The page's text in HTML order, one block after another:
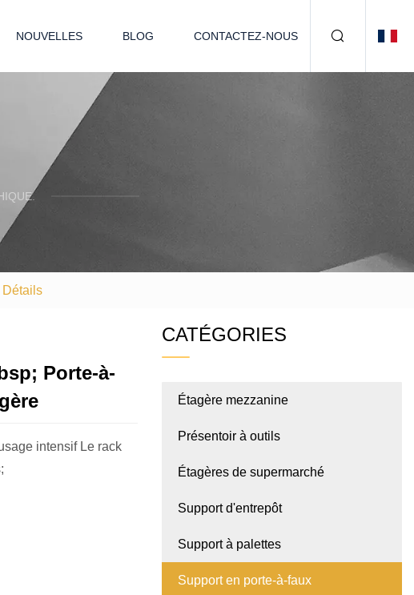
NOUVELLES BLOG CONTACTEZ-NOUS
Détails
Porte-à-
intensif Le rack
CATÉGORIES
Étagère mezzanine
Présentoir à outils
Étagères de supermarché
Support d'entrepôt
Support à palettes
Support en porte-à-faux